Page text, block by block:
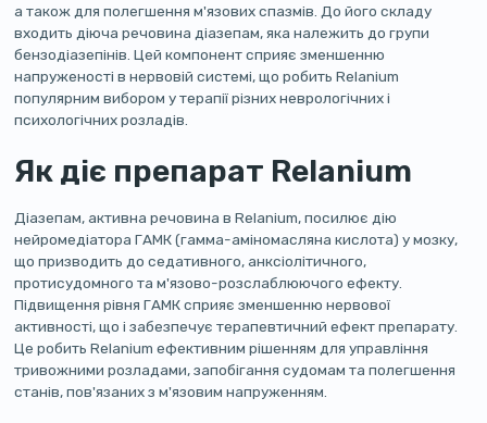
а також для полегшення м'язових спазмів. До його складу
входить діюча речовина діазепам, яка належить до групи
бензодіазепінів. Цей компонент сприяє зменшенню
напруженості в нервовій системі, що робить Relanium
популярним вибором у терапії різних неврологічних і
психологічних розладів.
Як діє препарат Relanium
Діазепам, активна речовина в Relanium, посилює дію
нейромедіатора ГАМК (гамма-аміномасляна кислота) у мозку,
що призводить до седативного, анксіолітичного,
протисудомного та м'язово-розслаблюючого ефекту.
Підвищення рівня ГАМК сприяє зменшенню нервової
активності, що і забезпечує терапевтичний ефект препарату.
Це робить Relanium ефективним рішенням для управління
тривожними розладами, запобігання судомам та полегшення
станів, пов'язаних з м'язовим напруженням.